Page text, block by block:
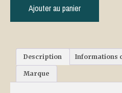
Ajouter au panier
Description Informations
Marque